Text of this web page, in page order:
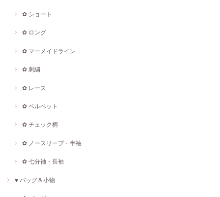
✿ ショート
✿ ロング
✿ マーメイドライン
✿ 刺繍
✿ レース
✿ ベルベット
✿ チェック柄
✿ ノースリープ・半袖
✿ 七分袖・長袖
♥ バッグ＆小物